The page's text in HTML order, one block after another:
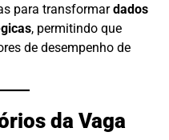
para transformardados
, permitindo que
de desempenho de
da Vaga